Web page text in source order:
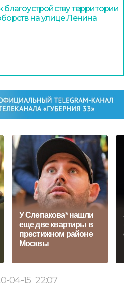
территории
на улице Ленина
У Слепакова* нашли
еще две квартиры в
престижном районе
Москвы
04-15 22:07